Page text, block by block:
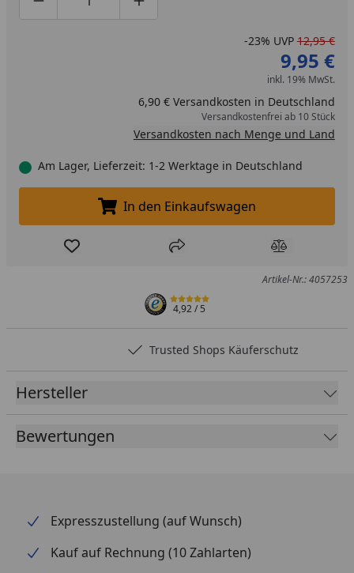
Produktmenge um eins verringern
Produktmenge manuell eingeben
Produktmenge um eins erhöhen
-23% UVP 12,95 €
9,95 €
inkl. 19% MwSt.
6,90 € Versandkosten in Deutschland
Versandkostenfrei ab 10 Stück
Versandkosten nach Menge und Land
Am Lager, Lieferzeit: 1-2 Werktage in Deutschland
In den Einkaufswagen legen
In den Einkaufswagen
Produkt zur Wunschliste hinzufügen
Teilen Produkt
Artikel-Nr.: 4057253
4,92/ 5
Trusted Shops Käuferschutz
Hersteller
Bewertungen
Expresszustellung (auf Wunsch)
Kauf auf Rechnung (10 Zahlarten)